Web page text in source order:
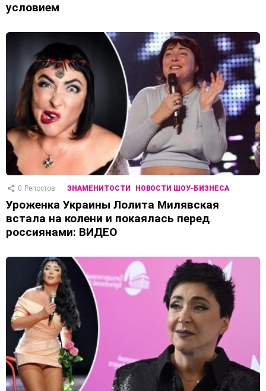
условием
0 Репостов ЗНАМЕНИТОСТИ НОВОСТИ ШОУ-БИЗНЕСА
Уроженка Украины Лолита Милявская
встала на колени и покаялась перед
россиянами: ВИДЕО